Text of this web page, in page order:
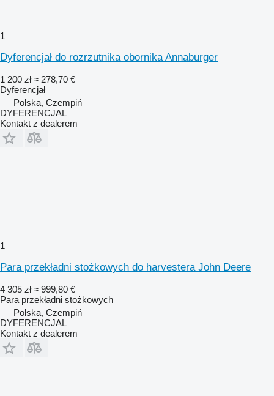
1
Dyferencjał do rozrzutnika obornika Annaburger
1 200 zł ≈ 278,70 €
Dyferencjał
Polska, Czempiń
DYFERENCJAL
Kontakt z dealerem
1
Para przekładni stożkowych do harvestera John Deere
4 305 zł ≈ 999,80 €
Para przekładni stożkowych
Polska, Czempiń
DYFERENCJAL
Kontakt z dealerem